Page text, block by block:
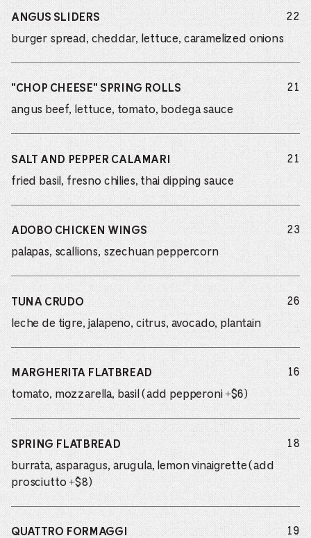
ANGUS SLIDERS
burger spread, cheddar, lettuce, caramelized onions
22
"CHOP CHEESE" SPRING ROLLS
angus beef, lettuce, tomato, bodega sauce
21
SALT AND PEPPER CALAMARI
fried basil, fresno chilies, thai dipping sauce
21
ADOBO CHICKEN WINGS
palapas, scallions, szechuan peppercorn
23
TUNA CRUDO
leche de tigre, jalapeno, citrus, avocado, plantain
26
MARGHERITA FLATBREAD
tomato, mozzarella, basil (add pepperoni +$6)
16
SPRING FLATBREAD
burrata, asparagus, arugula, lemon vinaigrette (add
prosciutto +$8)
18
QUATTRO FORMAGGI 19